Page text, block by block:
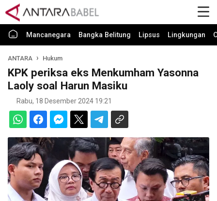
Mancanegara Bangka Belitung Lipsus Lingkungan
ANTARA Hukum
KPK periksa eks Menkumham Yasonna
Laoly soal Harun Masiku
Rabu, 18 Desember 2024 19:21